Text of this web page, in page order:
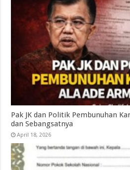
Pak JK dan Politik Pembunuhan
dan Sebangsatnya
April 18, 2026